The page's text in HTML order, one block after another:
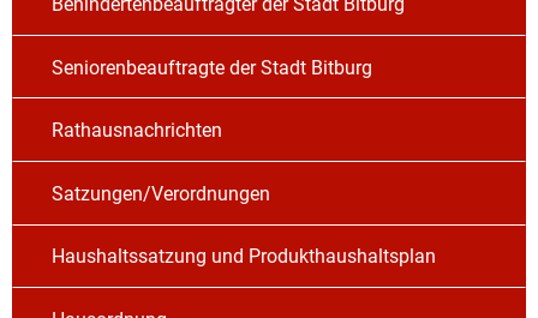
Seniorenbeauftragte der Stadt Bitburg
Rathausnachrichten
Satzungen/Verordnungen
Haushaltssatzung und Produkthaushaltsplan